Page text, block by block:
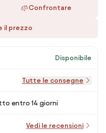
Confrontare
il prezzo
Disponibile
Tutte le consegne
entro 14 giorni
Vedi le recensioni